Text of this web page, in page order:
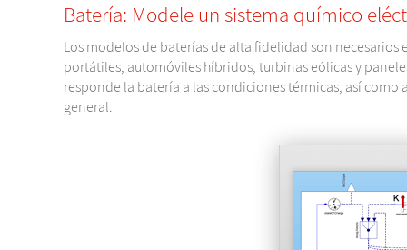
Batería: Modele un sistema químico
Los modelos de baterías de alta fidelidad son
portátiles, automóviles híbridos, turbinas eólicas y
responde la batería a las condiciones térmicas, así como
general.